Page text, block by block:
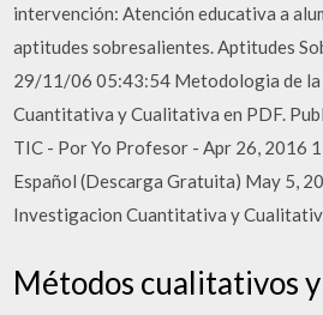
intervención: Atención educativa a
aptitudes sobresalientes. Aptitudes
29/11/06 05:43:54 Metodologia de
Cuantitativa y Cualitativa en PDF.
TIC - Por Yo Profesor - Apr 26, 2016
Español (Descarga Gratuita) May 5,
Investigacion Cuantitativa y
Métodos cualitativos